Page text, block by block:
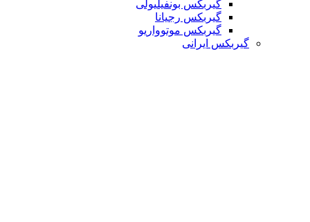
گیربکس بونفیلیولی
گیربکس رجیانا
گیربکس موتوواریو
گیربکس ایرانی